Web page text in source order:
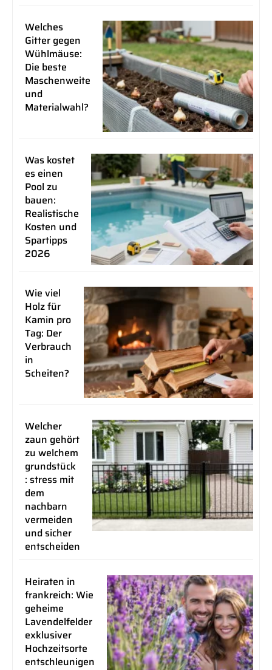
Welches
Gitter gegen
Wühlmäuse:
Die beste
Maschenweite
und
Materialwahl?
Was kostet
es einen
Pool zu
bauen:
Realistische
Kosten und
Spartipps
2026
Wie viel
Holz für
Kamin pro
Tag: Der
Verbrauch
in
Scheiten?
Welcher
zaun gehört
zu welchem
grundstück
: stress mit
dem
nachbarn
vermeiden
und sicher
entscheiden
Heiraten in
frankreich: Wie
geheime
Lavendelfelder
exklusiver
Hochzeitsorte
entschleunigen